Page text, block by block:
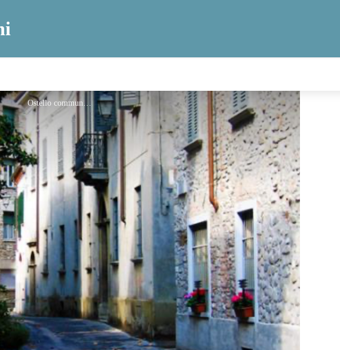
Ostello communale